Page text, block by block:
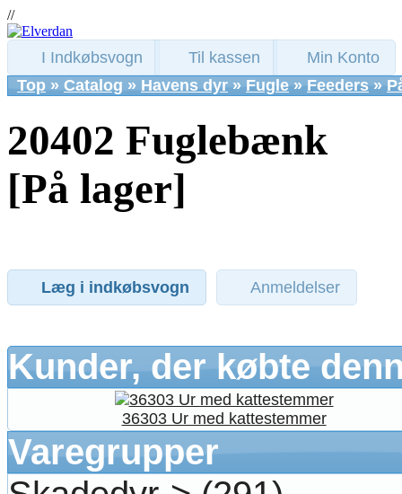
//
I Indkøbsvogn Til kassen
Min Konto
Top » Catalog » Havens dyr » Fugle » Feeders »
20402 Fuglebænk
[På lager]
Læg i indkøbsvogn Anmeldelser
Kunder, der købte
36303 Ur med kattestemmer
Varegrupper